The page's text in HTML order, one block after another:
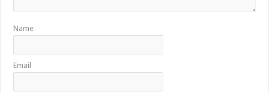
Name
Email